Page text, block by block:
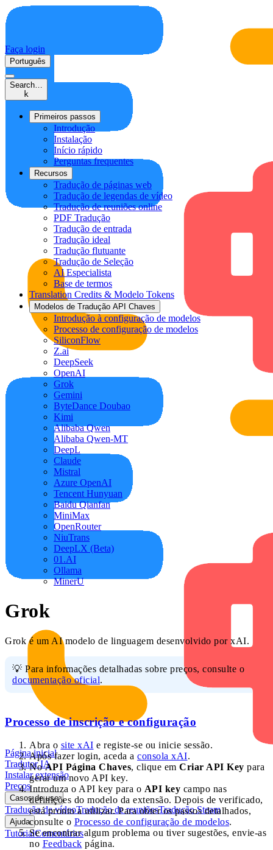
Página inicial
Tradutor IA
Instalar extensão
Preços
Casos de uso
Tradução de vídeoTradução de reuniõesTradução Steam
Ajuda
TutorialComentários
Faça login
Português
Search…
k
Primeiros passos
Introdução
Instalação
Início rápido
Perguntas frequentes
Recursos
Tradução de páginas web
Tradução de legendas de vídeo
Tradução de reuniões online
PDF Tradução
Tradução de entrada
Tradução ideal
Tradução flutuante
Tradução de Seleção
AI Especialista
Base de termos
Translation Credits & Modelo Tokens
Modelos de Tradução API Chaves
Introdução à configuração de modelos
Processo de configuração de modelos
SiliconFlow
Z.ai
DeepSeek
OpenAI
Grok
Gemini
ByteDance Doubao
Kimi
Alibaba Qwen
Alibaba Qwen-MT
DeepL
Claude
Mistral
Azure OpenAI
Tencent Hunyuan
Baidu Qianfan
MiniMax
OpenRouter
NiuTrans
DeepLX (Beta)
01.AI
Ollama
MinerU
Grok
Grok é um AI modelo de linguagem desenvolvido por xAI.
💡 Para informações detalhadas sobre preços, consulte o
documentação oficial.
Processo de inscrição e configuração
Abra o site xAI e registe-se ou inicie sessão.
Após fazer login, aceda a consola xAI.
NoAPI Página Chaves, clique em Criar API Key para
gerar um novo API key.
Introduza o API key para o API key campo nas
definições do modelo da extensão. Depois de verificado,
está pronto a utilizar. Para obter os passos detalhados,
consulte o Processo de configuração de modelos.
Se encontrar algum problema ou tiver sugestões, envie-as
no Feedback página.